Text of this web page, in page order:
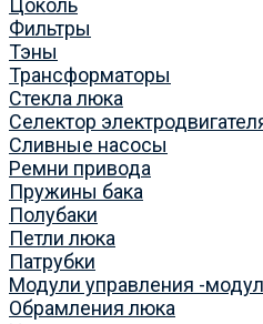
Цоколь
Фильтры
Тэны
Трансформаторы
Стекла люка
Селектор
Сливные насосы
Ремни привода
Пружины бака
Полубаки
Петли люка
Патрубки
Модули управления -
Обрамления люка